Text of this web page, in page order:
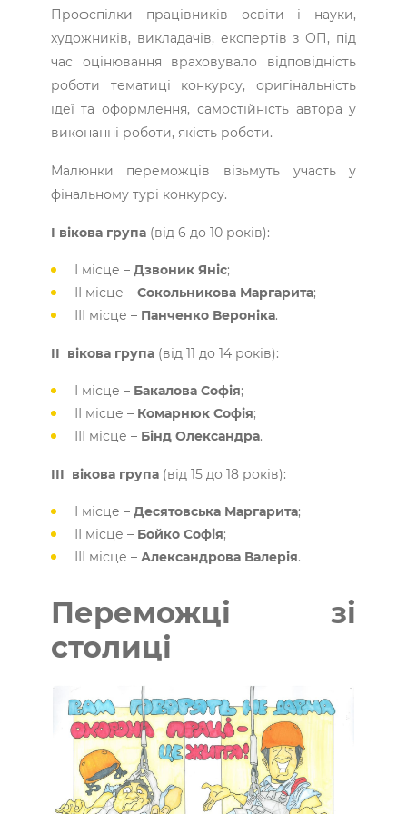
Профспілки працівників освіти і науки,
художників, викладачів, експертів з ОП, під
час оцінювання враховувало відповідність
роботи тематиці конкурсу, оригінальність
ідеї та оформлення, самостійність автора у
виконанні роботи, якість роботи.
Малюнки переможців візьмуть участь у
фінальному турі конкурсу.
І вікова група(від 6 до 10 років):
І місце – Дзвоник Яніс;
ІІ місце – Сокольникова Маргарита;
ІІІ місце – Панченко Вероніка.
ІІ вікова група(від 11 до 14 років):
І місце –Бакалова Софія;
ІІ місце –Комарнюк Софія;
ІІІ місце – Бінд Олександра.
ІІІ вікова група (від 15 до 18 років):
І місце –Десятовська Маргарита;
ІІ місце – Бойко Софія;
ІІІ місце –Александрова Валерія.
Переможці зі
столиці